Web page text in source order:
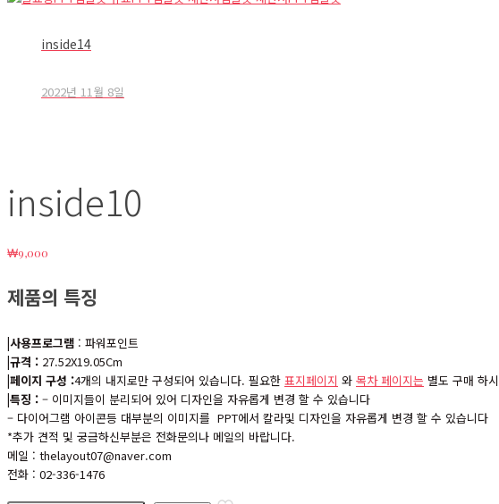
inside14
2022년 11월 8일
inside10
₩9,000
제품의 특징
|사용프로그램 : 파워포인트
|규격 : 27.52X19.05Cm
|페이지 구성 :4개의 내지로만 구성되어 있습니다. 필요한 표지페이지 와 목차 페이지는 별도 구매 하
|특징 : – 이미지들이 분리되어 있어 디자인을 자유롭게 변경 할 수 있습니다
– 다이어그램 아이콘등 대부분의 이미지를 PPT에서 칼라및 디자인을 자유롭게 변경 할 수 있습니다
*추가 견적 및 궁금하신부분은 전화문의나 메일의 바랍니다.
메일 : thelayout07@naver.com
전화 : 02-336-1476